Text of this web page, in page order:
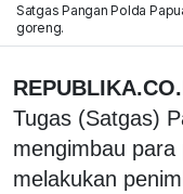
Satgas Pangan Polda
goreng.
Tugas (Satgas)
mengimbau
melakukan